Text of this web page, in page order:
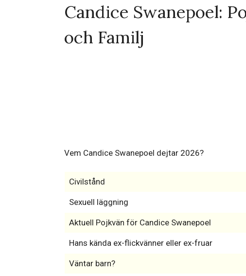
Candice Swanepoel:
och Familj
Vem Candice Swanepoel dejtar 2026?
Civilstånd
Sexuell läggning
Aktuell Pojkvän för Candice Swanepoel
Hans kända ex-flickvänner eller ex-fruar
Väntar barn?